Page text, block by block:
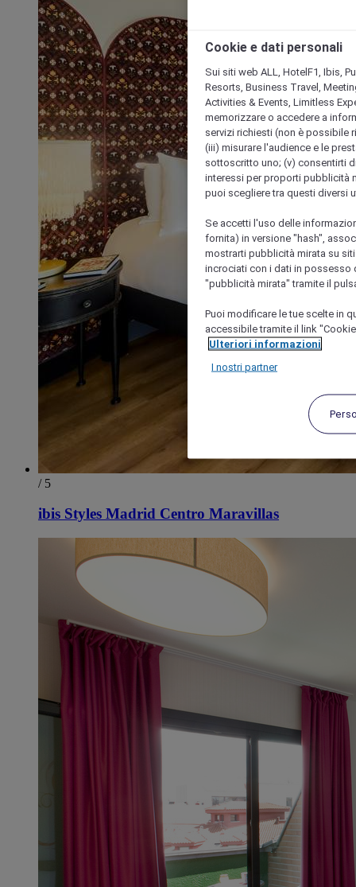
/ 5
ibis Styles Madrid Centro Maravillas
Cookie e dati personali
Sui siti web ALL, HotelF1, Ibis,
Resorts, Business Travel,
Activities & Events, Limitless
memorizzare o accedere a
servizi richiesti (non è possibile
(iii) misurare l'audience e le
sottoscritto uno; (v) consentirti
interessi per proporti pubblicità
puoi scegliere tra questi diversi
Se accetti l'uso delle
fornita) in versione "hash",
mostrarti pubblicità mirata su
incrociati con i dati in possesso
"pubblicità mirata" tramite il
Puoi modificare le tue scelte in
accessibile tramite il link
Ulteriori informazioni
I nostri partner